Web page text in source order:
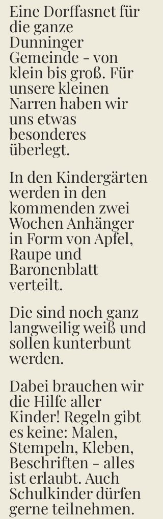
Eine Dorffasnet für
die ganze
Dunninger
Gemeinde - von
klein bis groß. Für
unsere kleinen
Narren haben wir
uns etwas
besonderes
überlegt.
In den Kindergärten
werden in den
kommenden zwei
Wochen Anhänger
in Form von Apfel,
Raupe und
Baronenblatt
verteilt.
Die sind noch ganz
langweilig weiß und
sollen kunterbunt
werden.
Dabei brauchen wir
die Hilfe aller
Kinder! Regeln gibt
es keine: Malen,
Stempeln, Kleben,
Beschriften - alles
ist erlaubt. Auch
Schulkinder dürfen
gerne teilnehmen.